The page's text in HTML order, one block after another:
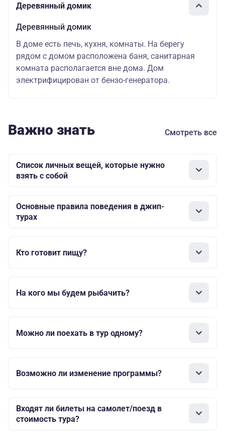
Деревянный домик
Деревянный домик
В доме есть печь, кухня, комнаты. На берегу
рядом с домом расположена баня, санитарная
комната располагается вне дома. Дом
электрифицирован от бензо-генератора.
Важно знать Смотреть все
Список личных вещей, которые нужно
взять с собой
Основные правила поведения в джип-
турах
Кто готовит пищу?
На кого мы будем рыбачить?
Можно ли поехать в тур одному?
Возможно ли изменение программы?
Входят ли билеты на самолет/поезд в
стоимость тура?